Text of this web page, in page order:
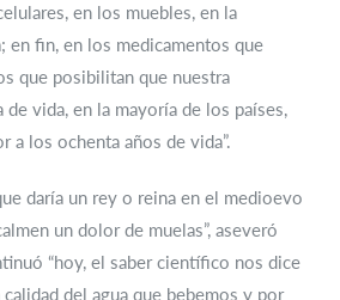
en los muebles, en la
en fin, en los medicamentos que
que posibilitan que nuestra
de vida, en la mayoría de los países,
a los ochenta años de vida”.
daría un rey o reina en el medioevo
un dolor de muelas”, aseveró
“hoy, el saber científico nos dice
del agua que bebemos y por